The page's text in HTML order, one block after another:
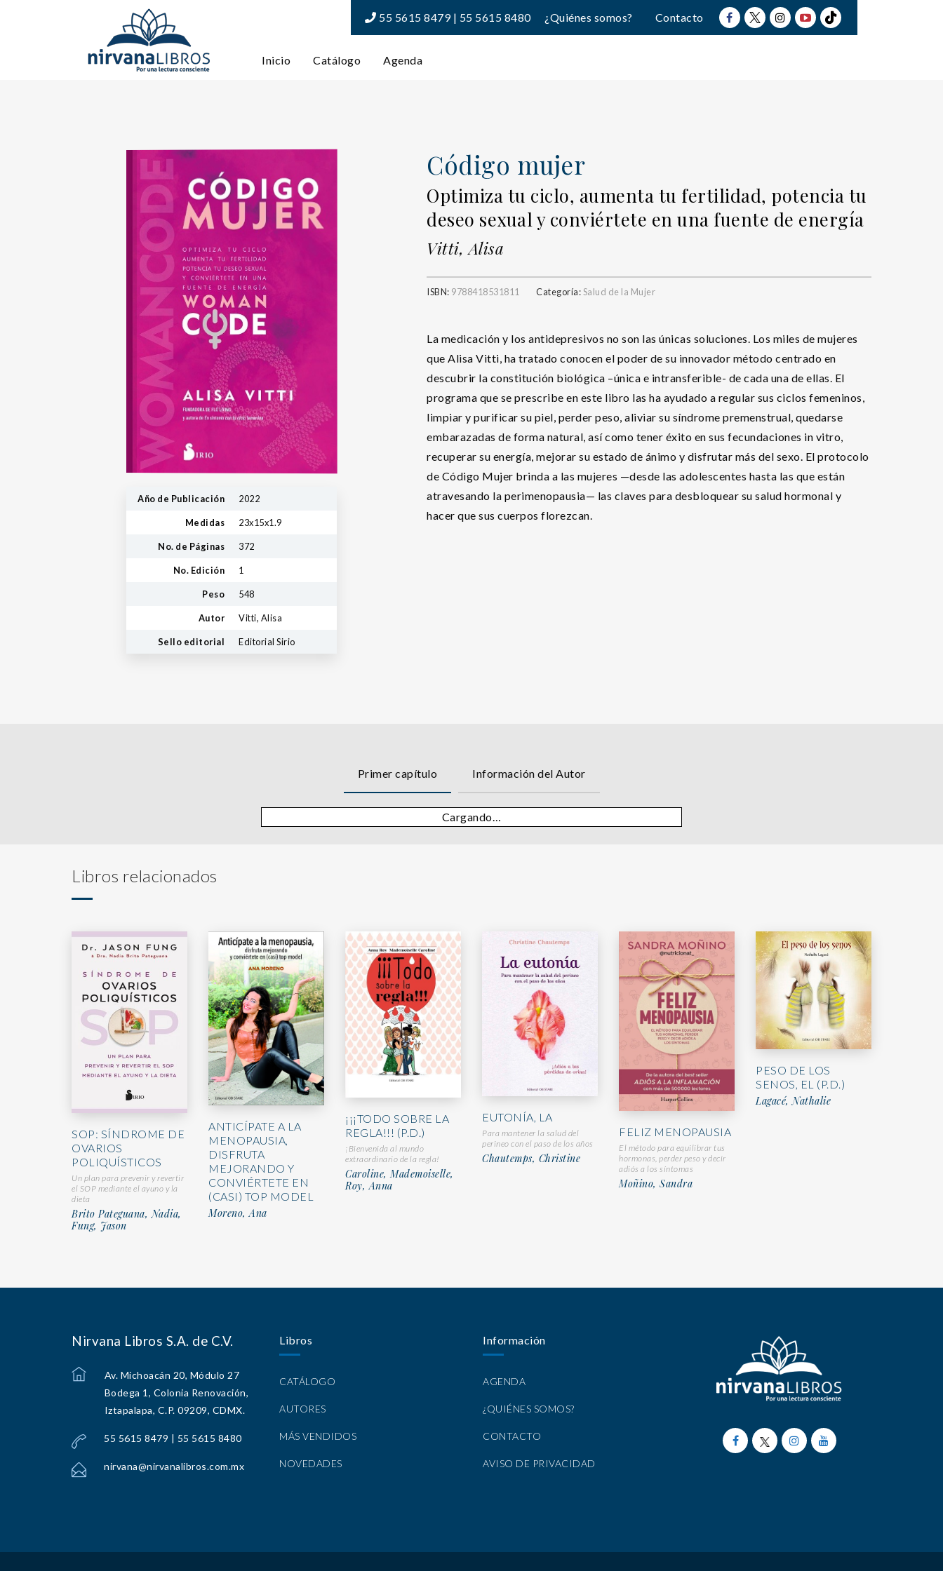
55 5615 8479 | 55 5615 8480 ¿Quiénes somos? Contacto
Inicio Catálogo Agenda
Año de Publicación 2022
Medidas 23x15x1.9
No. de Páginas 372
No. Edición 1
Peso 548
Autor Vitti, Alisa
Sello editorial Editorial Sirio
Código mujer
Optimiza tu ciclo, aumenta tu fertilidad, potencia tu
deseo sexual y conviértete en una fuente de energía
Vitti, Alisa
ISBN: 9788418531811 Categoría:Salud de la Mujer
La medicación y los antidepresivos no son las únicas soluciones. Los miles de mujeres
que Alisa Vitti, ha tratado conocen el poder de su innovador método centrado en
descubrir la constitución biológica –única e intransferible- de cada una de ellas. El
programa que se prescribe en este libro las ha ayudado a regular sus ciclos femeninos,
limpiar y purificar su piel, perder peso, aliviar su síndrome premenstrual, quedarse
embarazadas de forma natural, así como tener éxito en sus fecundaciones in vitro,
recuperar su energía, mejorar su estado de ánimo y disfrutar más del sexo. El protocolo
de Código Mujer brinda a las mujeres —desde las adolescentes hasta las que están
atravesando la perimenopausia— las claves para desbloquear su salud hormonal y
hacer que sus cuerpos florezcan.
Primer capítulo Información del Autor
Cargando…
Libros relacionados
SOP: SÍNDROME DE
OVARIOS
POLIQUÍSTICOS
Un plan para prevenir y revertir
el SOP mediante el ayuno y la
dieta
Brito Pateguana, Nadia,
Fung, Jason
ANTICÍPATE A LA
MENOPAUSIA,
DISFRUTA
MEJORANDO Y
CONVIÉRTETE EN
(CASI) TOP MODEL
Moreno, Ana
¡¡¡TODO SOBRE LA
REGLA!!! (P.D.)
¡Bienvenida al mundo
extraordinario de la regla!
Caroline, Mademoiselle,
Roy, Anna
EUTONÍA, LA
Para mantener la salud del
perineo con el paso de los años
Chautemps, Christine
FELIZ MENOPAUSIA
El método para equilibrar tus
hormonas, perder peso y decir
adiós a los síntomas
Moñino, Sandra
PESO DE LOS
SENOS, EL (P.D.)
Lagacé, Nathalie
Nirvana Libros S.A. de C.V.
Av. Michoacán 20, Módulo 27
Bodega 1, Colonia Renovación,
Iztapalapa, C.P. 09209, CDMX.
55 5615 8479 | 55 5615 8480
nirvana@nirvanalibros.com.mx
Libros
CATÁLOGO
AUTORES
MÁS VENDIDOS
NOVEDADES
Información
AGENDA
¿QUIÉNES SOMOS?
CONTACTO
AVISO DE PRIVACIDAD